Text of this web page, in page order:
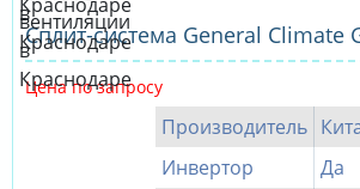
Cплит-система General Climate
Цена по запросу
Производитель
Инвертор
Да